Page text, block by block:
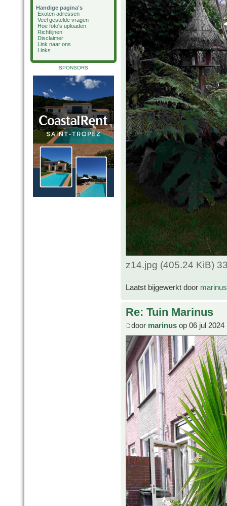
Handige pagina's
Exoten adressen
Veel gestelde vragen
Hoe foto's uploaden
Richtlijnen
Disclaimer
Link naar ons
Links
SPONSORS
z14.jpg (405.24 KiB)
Laatst bijgewerkt door marinus
Re: Tuin Marinus
door marinus op 06 jul 2024